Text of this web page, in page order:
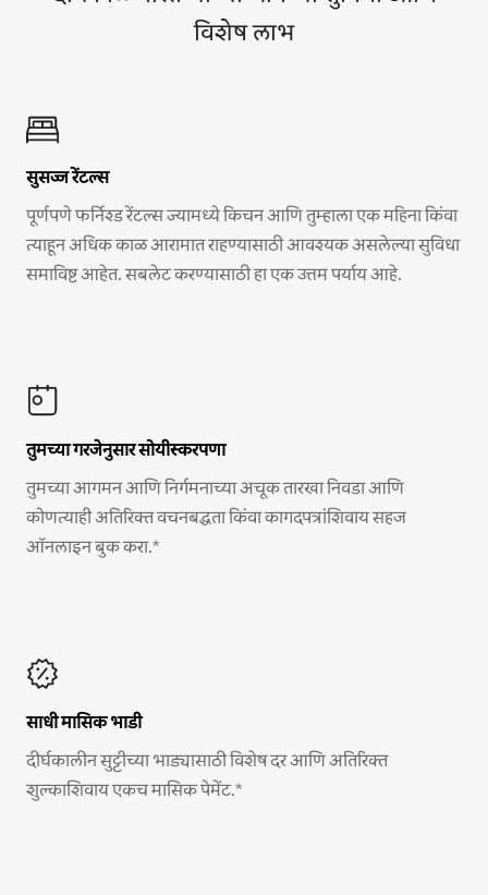
विशेष लाभ
सुसज्ज रेंटल्स
पूर्णपणे फर्निश्ड रेंटल्स ज्यामध्ये किचन आणि तुम्हाला एक महिना किंवा
त्याहून अधिक काळ आरामात राहण्यासाठी आवश्यक असलेल्या सुविधा
समाविष्ट आहेत. सबलेट करण्यासाठी हा एक उत्तम पर्याय आहे.
तुमच्या गरजेनुसार सोयीस्करपणा
तुमच्या आगमन आणि निर्गमनाच्या अचूक तारखा निवडा आणि
कोणत्याही अतिरिक्त वचनबद्धता किंवा कागदपत्रांशिवाय सहज
ऑनलाइन बुक करा.*
साधी मासिक भाडी
दीर्घकालीन सुट्टीच्या भाड्यासाठी विशेष दर आणि अतिरिक्त
शुल्काशिवाय एकच मासिक पेमेंट.*